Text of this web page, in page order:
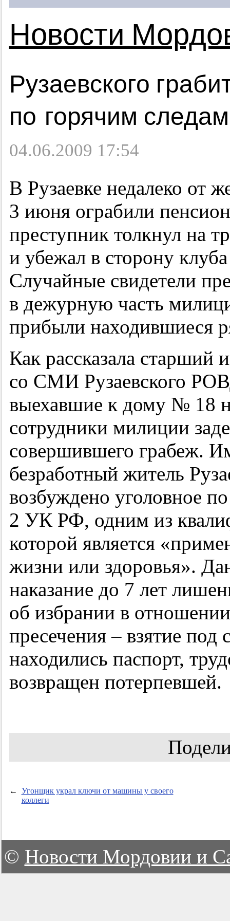
Новости
Рузаевского
по горячим следам
04.06.2009 17:54
В Рузаевке недалеко от
3 июня ограбили
преступник толкнул на
и убежал в сторону
Случайные свидетели
в дежурную часть
прибыли находившиеся
Как рассказала старший
со СМИ Рузаевского
выехавшие к дому № 18
сотрудники милиции
совершившего грабеж.
безработный житель
возбуждено уголовное
2 УК РФ, одним из
которой является
жизни или здоровья».
наказание до 7 лет
об избрании в
пресечения – взятие под
находились паспорт,
возвращен потерпевшей.
←
Угонщик украл ключи от машины у своего
коллеги
© Новости Мордовии и